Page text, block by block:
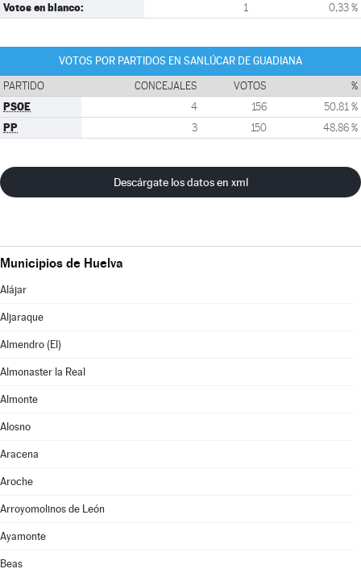
Votos en blanco: 1 0,33 %
VOTOS POR PARTIDOS EN SANLÚCAR DE GUADIANA
PARTIDO CONCEJALES VOTOS %
PSOE 4 156 50,81 %
PP 3 150 48,86 %
Descárgate los datos en xml
Municipios de Huelva
Alájar
Aljaraque
Almendro (El)
Almonaster la Real
Almonte
Alosno
Aracena
Aroche
Arroyomolinos de León
Ayamonte
Beas